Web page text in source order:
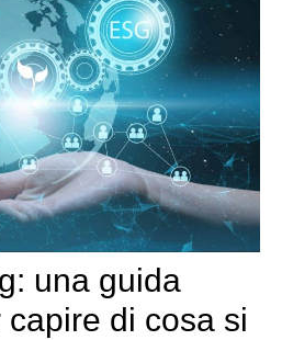
una guida
di cosa si